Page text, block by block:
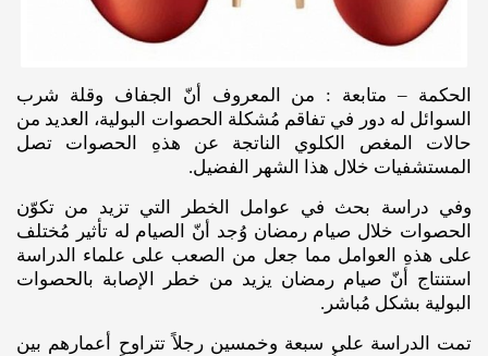
الحكمة – متابعة : من المعروف أنّ الجفاف وقلة شرب
السوائل له دور في تفاقم مُشكلة الحصوات البولية، العديد من
حالات المغص الكلوي الناتجة عن هذهِ الحصوات تصل
المستشفيات خلال هذا الشهر الفضيل.
وفي دراسة بحث في عوامل الخطر التي تزيد من تكوّن
الحصوات خلال صيام رمضان وُجد أنّ الصيام له تأثير مُختلف
على هذهِ العوامل مما جعل من الصعب على علماء الدراسة
استنتاج أنّ صيام رمضان يزيد من خطر الإصابة بالحصوات
البولية بشكل مُباشر.
تمت الدراسة على سبعة وخمسين رجلاً تتراوح أعمارهم بين